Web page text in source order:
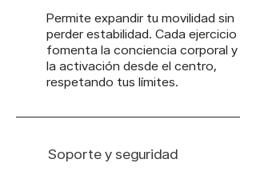
Permite expandir tu movilidad sin
perder estabilidad. Cada ejercicio
fomenta la conciencia corporal y
la activación desde el centro,
respetando tus límites.
Soporte y seguridad